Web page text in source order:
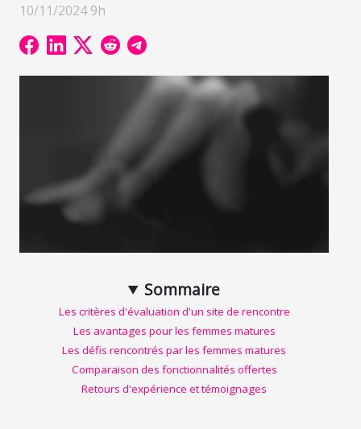
10/11/2024 9h
Sommaire
Les critères d'évaluation d'un site de rencontre
Les avantages pour les femmes matures
Les défis rencontrés par les femmes matures
Comparaison des fonctionnalités offertes
Retours d'expérience et témoignages